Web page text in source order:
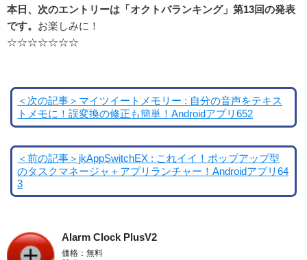
本日、次のエントリーは「オクトバランキング」第13回の発表
です。 お楽しみに！
☆☆☆☆☆☆☆
＜次の記事＞マイツイートメモリー : 自分の音声をテキス
トメモに！誤変換の修正も簡単！Androidアプリ652
＜前の記事＞jkAppSwitchEX : これイイ！ポップアップ型
のタスクマネージャ＋アプリランチャー！Androidアプリ64
3
Alarm Clock PlusV2
価格：無料